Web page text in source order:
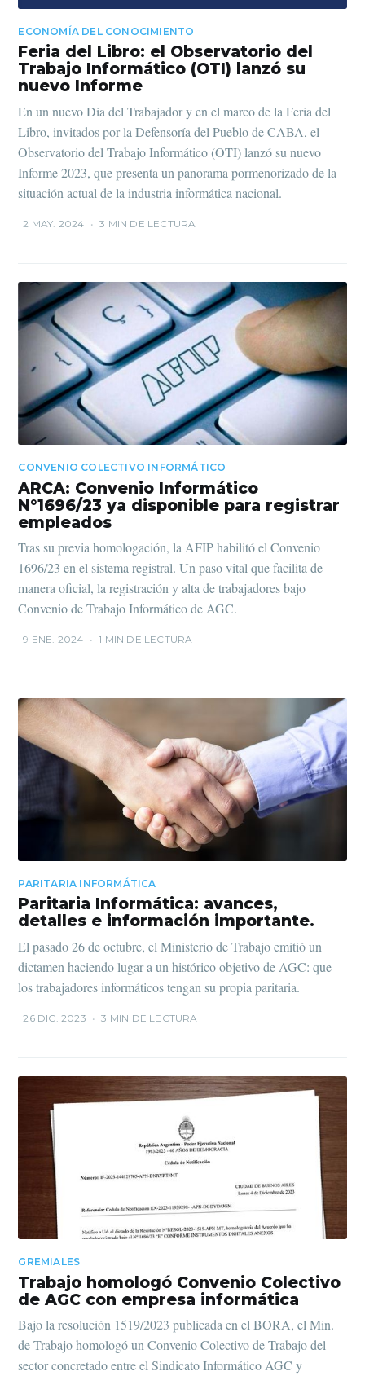
ECONOMÍA DEL CONOCIMIENTO
Feria del Libro: el Observatorio del
Trabajo Informático (OTI) lanzó su
nuevo Informe
En un nuevo Día del Trabajador y en el marco de la Feria del
Libro, invitados por la Defensoría del Pueblo de CABA, el
Observatorio del Trabajo Informático (OTI) lanzó su nuevo
Informe 2023, que presenta un panorama pormenorizado de la
situación actual de la industria informática nacional.
2 MAY. 2024 • 3 MIN DE LECTURA
CONVENIO COLECTIVO INFORMÁTICO
ARCA: Convenio Informático
N°1696/23 ya disponible para registrar
empleados
Tras su previa homologación, la AFIP habilitó el Convenio
1696/23 en el sistema registral. Un paso vital que facilita de
manera oficial, la registración y alta de trabajadores bajo
Convenio de Trabajo Informático de AGC.
9 ENE. 2024 • 1 MIN DE LECTURA
PARITARIA INFORMÁTICA
Paritaria Informática: avances,
detalles e información importante.
El pasado 26 de octubre, el Ministerio de Trabajo emitió un
dictamen haciendo lugar a un histórico objetivo de AGC: que
los trabajadores informáticos tengan su propia paritaria.
26 DIC. 2023 • 3 MIN DE LECTURA
GREMIALES
Trabajo homologó Convenio Colectivo
de AGC con empresa informática
Bajo la resolución 1519/2023 publicada en el BORA, el Min.
de Trabajo homologó un Convenio Colectivo de Trabajo del
sector concretado entre el Sindicato Informático AGC y